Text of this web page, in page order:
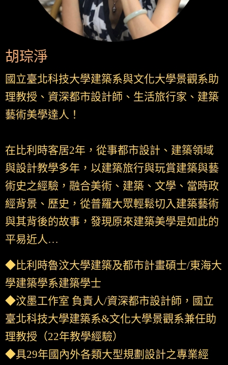
胡琮淨
國立臺北科技大學建築系與文化大學景觀系助
理教授、資深都市設計師、生活旅行家、建築
藝術美學達人！
在比利時客居2年，從事都市設計、建築領域
與設計教學多年，以建築旅行與玩賞建築與藝
術史之經驗，融合美術、建築、文學、當時政
經背景、歷史，從普羅大眾輕鬆切入建築藝術
與其背後的故事，發現原來建築美學是如此的
平易近人…
◆比利時魯汶大學建築及都市計畫碩士/東海大
學建築學系建築學士
◆汶墨工作室 負責人/資深都市設計師，國立
臺北科技大學建築系&文化大學景觀系兼任助
理教授（22年教學經驗）
◆具29年國內外各類大型規劃設計之專業經